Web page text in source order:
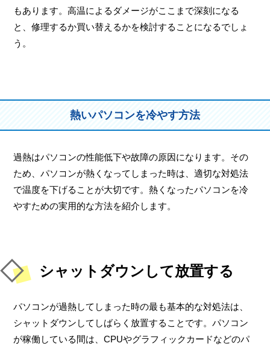
もあります。高温によるダメージがここまで深刻になる
と、修理するか買い替えるかを検討することになるでしょ
う。
熱いパソコンを冷やす方法
過熱はパソコンの性能低下や故障の原因になります。その
ため、パソコンが熱くなってしまった時は、適切な対処法
で温度を下げることが大切です。熱くなったパソコンを冷
やすための実用的な方法を紹介します。
シャットダウンして放置する
パソコンが過熱してしまった時の最も基本的な対処法は、
シャットダウンしてしばらく放置することです。パソコン
が稼働している間は、CPUやグラフィックカードなどのパ